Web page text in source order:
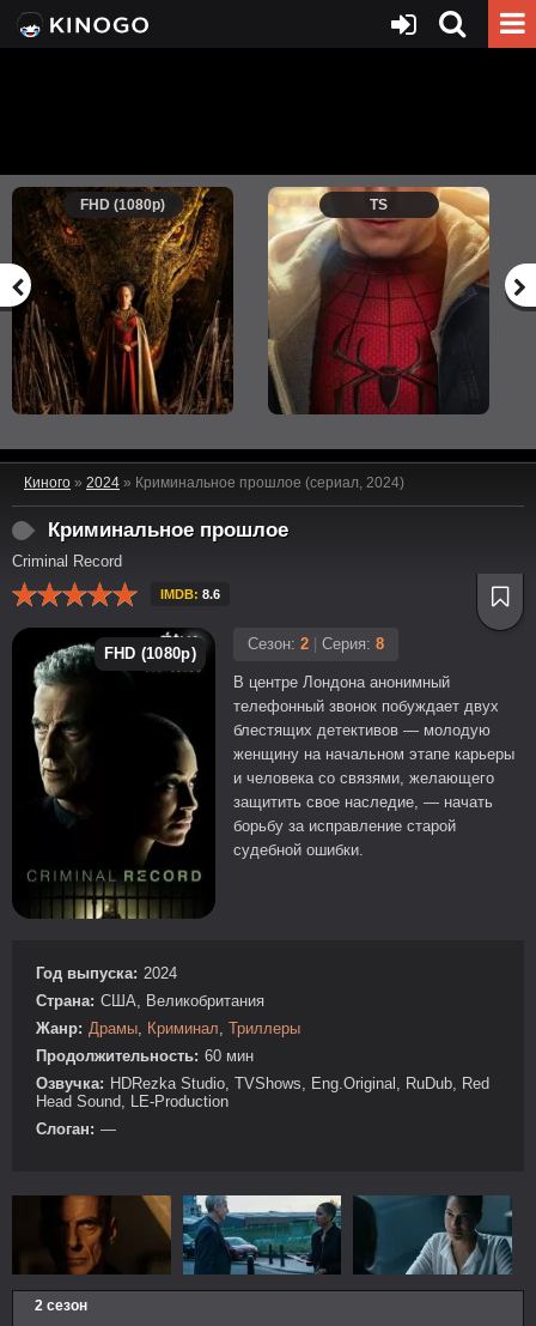
FHD (1080p) TS
Киного » 2024 » Криминальное прошлое (сериал, 2024)
Криминальное прошлое
Criminal Record
IMDB: 8.6
FHD (1080p)
Сезон: 2 Серия: 8
В центре Лондона анонимный
телефонный звонок побуждает двух
блестящих детективов — молодую
женщину на начальном этапе карьеры
и человека со связями, желающего
защитить свое наследие, — начать
борьбу за исправление старой
судебной ошибки.
Год выпуска: 2024
Страна: США, Великобритания
Жанр: Драмы Криминал Триллеры
Продолжительность: 60 мин
Озвучка: HDRezka Studio, TVShows, Eng.Original, RuDub, Red
Head Sound, LE-Production
Слоган: —
2 сезон